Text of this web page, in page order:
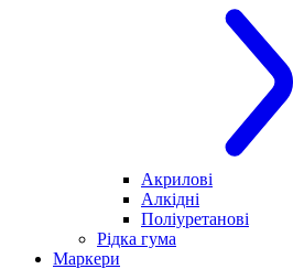
Акрилові
Алкідні
Поліуретанові
Рідка гума
Маркери